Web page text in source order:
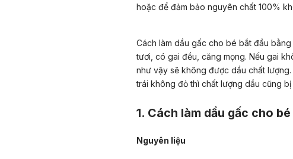
hoặc để đảm bảo nguyên chất 100%
Cách làm dầu gấc cho bé bắt đầu
tươi, có gai đều, căng mọng. Nếu gai
như vậy sẽ không được dầu chất
trái không đỏ thì chất lượng dầu cũng bị
1. Cách làm dầu gấc cho
Nguyên liệu